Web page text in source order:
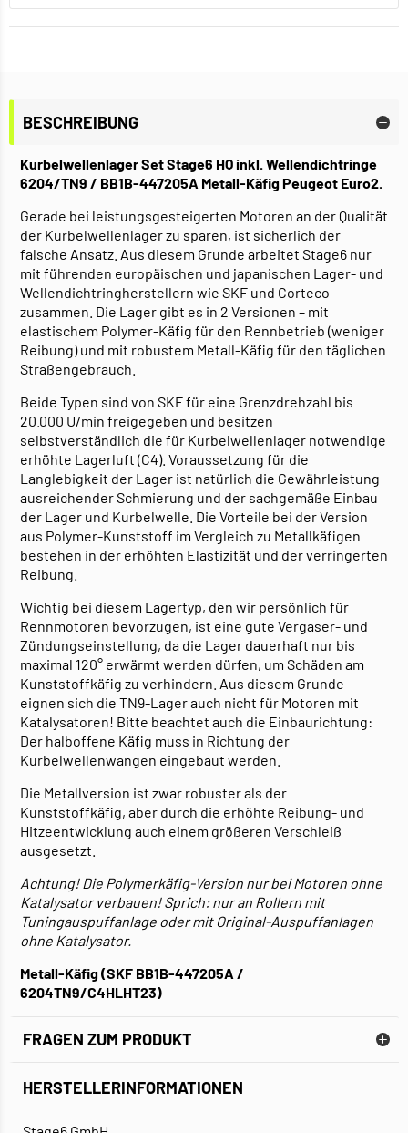
BESCHREIBUNG
Kurbelwellenlager Set Stage6 HQ inkl. Wellendichtringe
6204/TN9 / BB1B-447205A Metall-Käfig Peugeot Euro2.
Gerade bei leistungsgesteigerten Motoren an der Qualität
der Kurbelwellenlager zu sparen, ist sicherlich der
falsche Ansatz. Aus diesem Grunde arbeitet Stage6 nur
mit führenden europäischen und japanischen Lager- und
Wellendichtringherstellern wie SKF und Corteco
zusammen. Die Lager gibt es in 2 Versionen – mit
elastischem Polymer-Käfig für den Rennbetrieb (weniger
Reibung) und mit robustem Metall-Käfig für den täglichen
Straßengebrauch.
Beide Typen sind von SKF für eine Grenzdrehzahl bis
20.000 U/min freigegeben und besitzen
selbstverständlich die für Kurbelwellenlager notwendige
erhöhte Lagerluft (C4). Voraussetzung für die
Langlebigkeit der Lager ist natürlich die Gewährleistung
ausreichender Schmierung und der sachgemäße Einbau
der Lager und Kurbelwelle. Die Vorteile bei der Version
aus Polymer-Kunststoff im Vergleich zu Metallkäfigen
bestehen in der erhöhten Elastizität und der verringerten
Reibung.
Wichtig bei diesem Lagertyp, den wir persönlich für
Rennmotoren bevorzugen, ist eine gute Vergaser- und
Zündungseinstellung, da die Lager dauerhaft nur bis
maximal 120° erwärmt werden dürfen, um Schäden am
Kunststoffkäfig zu verhindern. Aus diesem Grunde
eignen sich die TN9-Lager auch nicht für Motoren mit
Katalysatoren! Bitte beachtet auch die Einbaurichtung:
Der halboffene Käfig muss in Richtung der
Kurbelwellenwangen eingebaut werden.
Die Metallversion ist zwar robuster als der
Kunststoffkäfig, aber durch die erhöhte Reibung- und
Hitzeentwicklung auch einem größeren Verschleiß
ausgesetzt.
Achtung! Die Polymerkäfig-Version nur bei Motoren ohne
Katalysator verbauen! Sprich: nur an Rollern mit
Tuningauspuffanlage oder mit Original-Auspuffanlagen
ohne Katalysator.
Metall-Käfig (SKF BB1B-447205A /
6204TN9/C4HLHT23)
FRAGEN ZUM PRODUKT
HERSTELLERINFORMATIONEN